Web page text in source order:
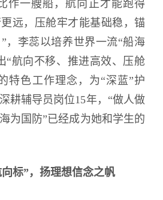
作一艘船，航向正才能跑得
远，压舱牢才能基础稳，锚
，李蕊以培养世界一流“船海
“航向不移、推进高效、压舱
特色工作理念，为“深蓝”护
耕辅导员岗位15年，“做人做
为国防”已经成为她和学生的
标”，扬理想信念之帆